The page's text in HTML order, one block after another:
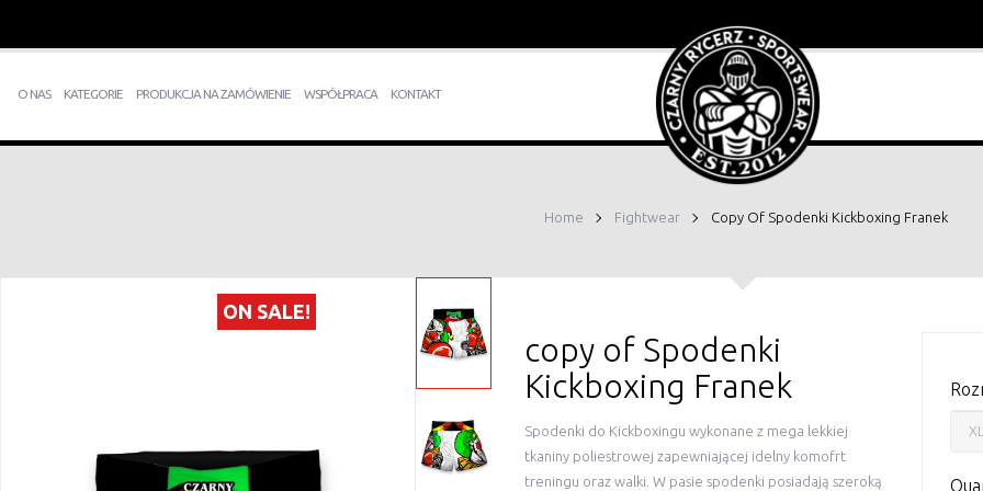
O NAS KATEGORIE PRODUKCJA NA ZAMÓWIENIE WSPÓŁPRACA KONTAKT
Home Fightwear Copy Of Spodenki Kickboxing Franek
ON SALE!
copy of Spodenki
Kickboxing Franek
Spodenki do Kickboxingu wykonane z mega lekkiej
tkaniny poliestrowej zapewniającej idelny komofrt
treningu oraz walki. W pasie spodenki posiadają szeroką